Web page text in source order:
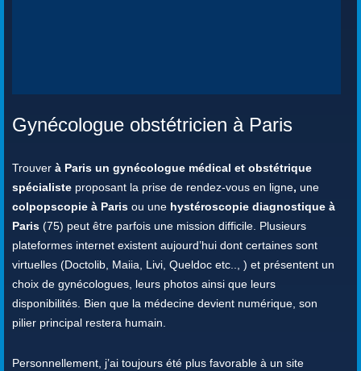
Gynécologue obstétricien à Paris
Trouver à Paris un gynécologue médical et obstétrique
spécialiste proposant la prise de rendez-vous en ligne, une
colpopscopie à Paris ou une hystéroscopie diagnostique à
Paris (75) peut être parfois une mission difficile. Plusieurs
plateformes internet existent aujourd’hui dont certaines sont
virtuelles (Doctolib, Maiia, Livi, Queldoc etc.., ) et présentent un
choix de gynécologues, leurs photos ainsi que leurs
disponibilités. Bien que la médecine devient numérique, son
pilier principal restera humain.
Personnellement, j’ai toujours été plus favorable à un site